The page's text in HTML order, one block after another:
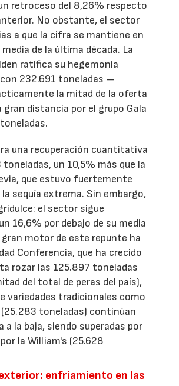
retroceso del 8,26% respecto
No obstante, el sector
a que la cifra se mantiene en
media de la última década. La
ratifica su hegemonía
232.691 toneladas —
la mitad de la oferta
gran distancia por el grupo Gala
una recuperación cuantitativa
toneladas, un 10,5% más que la
que estuvo fuertemente
sequía extrema. Sin embargo,
el sector sigue
16,6% por debajo de su media
motor de este repunte ha
Conferencia, que ha crecido
rozar las 125.897 toneladas
del total de peras del país),
variedades tradicionales como
(25.283 toneladas) continúan
a la baja, siendo superadas por
la William's (25.628
enfriamiento en las